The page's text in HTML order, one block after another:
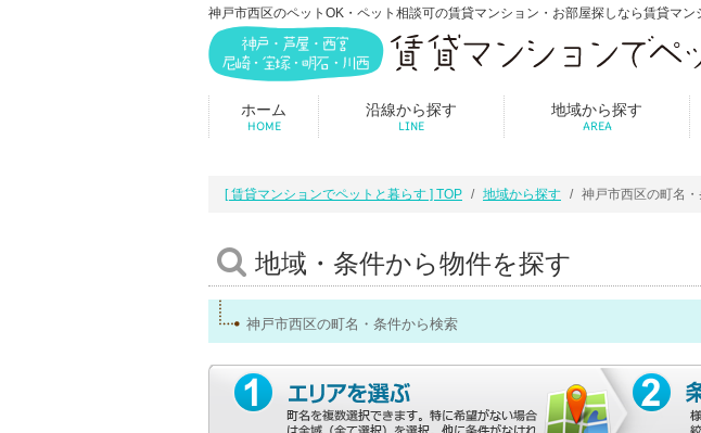
神戸市西区のペットOK・ペット相談可の賃貸マンション・お部屋探しなら賃貸マ
ホーム
HOME
沿線から探す
LINE
地域から探す
AREA
[ 賃貸マンションでペットと暮らす ] TOP 地域から探す 神戸市西区の町名
地域・条件から物件を探す
神戸市西区の町名・条件から検索